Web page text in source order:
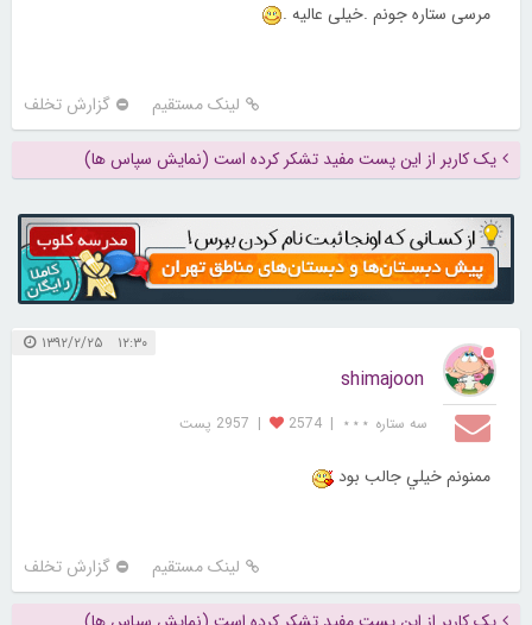
مرسی ستاره جونم .خیلی عالیه .
لینک مستقیم گزارش تخلف
یک کاربر از این پست مفید تشکر کرده است (نمایش سپاس ها)
۱۲:۳۰ ۱۳۹۲/۲/۲۵
shimajoon
سه ستاره ⋆⋆⋆ |
2574
| 2957 پست
ممنونم خيلي جالب بود
لینک مستقیم گزارش تخلف